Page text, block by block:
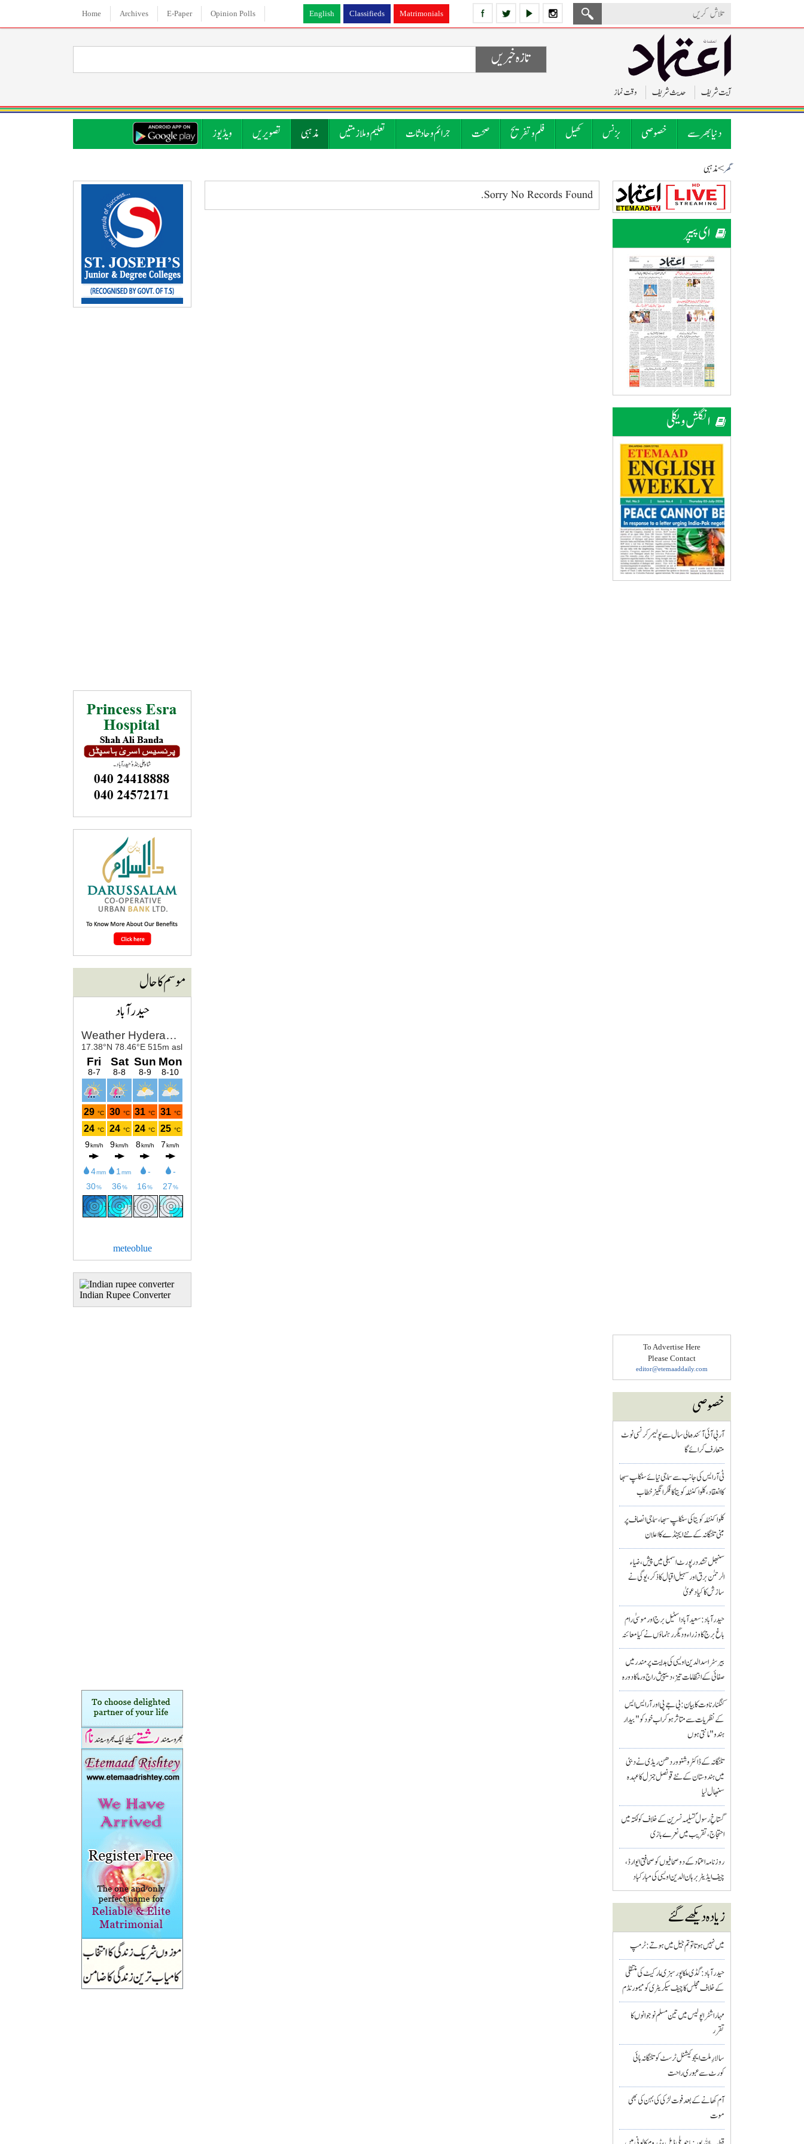
English Classifieds Matrimonials
Home Archives E-Paper Opinion Polls
آیت شریف حدیث شریف وقت نماز
تازہ خبریں
دنیا بھر سے خصوصی بزنس کھیل فلم و تفریح صحت جرائم و حادثات تعلیم و ملازمتیں مذہبی تصویریں ویڈیوز
گھر> مذہبی
ای پیپر
انگلش ویکلی
To Advertise Here
Please Contact
editor@etemaaddaily.com
خصوصی
آر بی آئی آئندہ مالی سال سے پولیمر کرنسی نوٹ
متعارف کرائے گا
ٹی آر ایس کی جانب سے سماجی نیائے سنکلپ سبھا
کا انعقاد، کلواکنٹلہ کویتا کا فکر انگیز خطاب
کلواکنٹلہ کویتا کی سنکلپ سبھا، سماجی انصاف پر
مبنی تلنگانہ کے نئے ایجنڈے کا اعلان
سنبھل تشدد رپورٹ اسمبلی میں پیش، ضیاء
الرحمٰن برق اور سہیل اقبال کا ذکر، یوگی نے
سازش کا کیا دعویٰ
حیدرآباد: سعیدآباد اسٹیل برج اور موسیٰ رام
باغ برج کا وزراء و دیگر رہنماؤں نے کیا معائنہ
بیرسٹر اسدالدین اویسی کی ہدایت پر مندر میں
صفائی کے انتظامات تیز، دیپیش راج ورما کا دورہ
کنگنا رناوت کا بیان: بی جے پی اور آر ایس ایس
کے نظریات سے متاثر ہو کر اب خود کو "بیدار
ہندو" مانتی ہوں
تلنگانہ کے ڈاکٹر وشنو وردھن ریڈی نے دبئی
میں ہندوستان کے نئے قونصل جنرل کا عہدہ
سنبھال لیا
گستاخِ رسولؐ تسلیمہ نسرین کے خلاف کولکتہ میں
احتجاج، تقریب میں نعرے بازی
روزنامہ اعتماد کے دو صحافیوں کو صحافتی ایوارڈ،
چیف ایڈیٹر برہان الدین اویسی کی مبارکباد
زیادہ دیکھے گئے
میں نہیں ہوتا تو تم جیل میں ہوتے : ٹرمپ
حیدرآباد: گڈی ملکاپور سبزی مارکیٹ کی منتقلی
کے خلاف مجلس کا چیف سیکریٹری کو میمورنڈم
مہاراشٹرا پولیس میں تین مسلم نو جوانوں کا
تقرر
سالارِ ملت ایجوکیشنل ٹرسٹ کو تلنگانہ ہائی
کورٹ سے عبوری راحت
آم کھانے کے بعد فوت لڑکی کی بہن کی بھی
موت
Sorry No Records Found.
موسم کا حال
حیدرآباد
meteoblue
Indian Rupee Converter